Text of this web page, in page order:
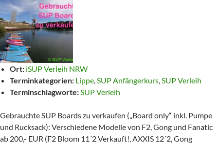
Ort: iSUP Verleih NRW
Terminkategorien: Lippe,SUP Anfängerkurs,SUP Verleih
Terminschlagworte:SUP Verleih
Gebrauchte SUP Boards zu verkaufen („Board only“ inkl. Pumpe
und Rucksack): Verschiedene Modelle von F2, Gong und Fanatic
ab 200,- EUR (F2 Bloom 11´2 Verkauft!, AXXIS 12´2, Gong